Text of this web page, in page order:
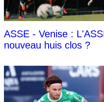
ASSE - Venise :
nouveau huis clos ?